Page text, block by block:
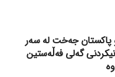
پاکستان جەخت لە سەر
گەلی فەڵەستین